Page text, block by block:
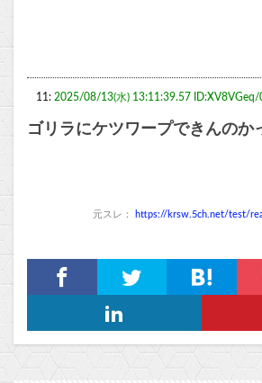
11: 2025/08/13(水) 13:11:39.57 ID:XV8VGeq/
ゴリラにケツワープできんのか
元スレ： https://krsw.5ch.net/test/